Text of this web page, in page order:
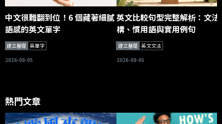
中文很難翻到位！6 個藏著細膩
語感的英文單字
建立基礎 英單字
2026-08-05
英文比較句型完整解析：文法
構、慣用語與實用例句
建立基礎 英文文法
2026-08-05
熱門文章